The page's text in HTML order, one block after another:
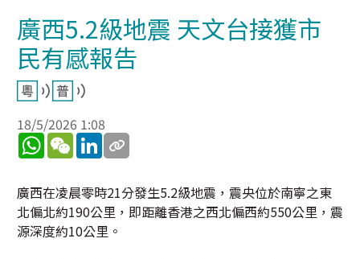
廣西5.2級地震 天文台接獲市
民有感報告
18/5/2026 1:08
WhatsApp
WeChatLinkedIn
廣西在凌晨零時21分發生5.2級地震，震央位於南寧之東
北偏北約190公里，即距離香港之西北偏西約550公里，震
源深度約10公里。